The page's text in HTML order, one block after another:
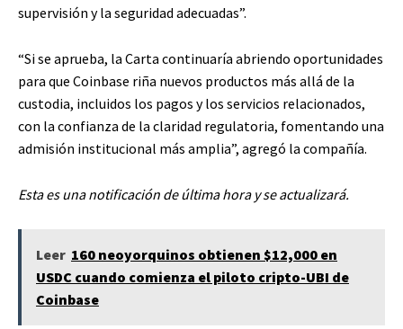
supervisión y la seguridad adecuadas”.
“Si se aprueba, la Carta continuaría abriendo oportunidades
para que Coinbase riña nuevos productos más allá de la
custodia, incluidos los pagos y los servicios relacionados,
con la confianza de la claridad regulatoria, fomentando una
admisión institucional más amplia”, agregó la compañía.
Esta es una notificación de última hora y se actualizará.
Leer 160 neoyorquinos obtienen $12,000 en
USDC cuando comienza el piloto cripto-UBI de
Coinbase